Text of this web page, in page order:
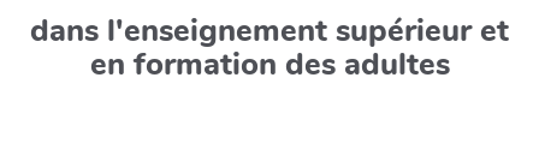
dans l'enseignement supérieur et
en formation des adultes